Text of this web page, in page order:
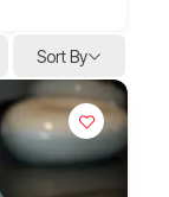
Sort By